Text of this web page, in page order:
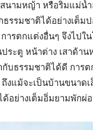
ามหญ้า หรือริมแม่น้ำ
ธรรมชาติได้อย่างเต็
ารตกแต่งอื่นๆ จึงไป
ระตู หน้าต่าง เสาด้า
บธรรมชาติได้ดี การ
งแม้จะเป็นบ้านขนา
อย่างเต็มอิ่มยามพัก